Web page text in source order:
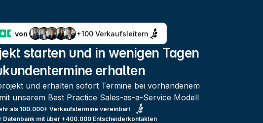
von +100 Verkaufsleitern
starten und in wenigen Tagen
erhalten
und erhalten sofort Termine bei vorhandenem
unserem Best Practice Sales-as-a-Service Modell
als 100.000+ Verkaufstermine vereinbart
Datenbank mit über +400.000 Entscheiderkontakten